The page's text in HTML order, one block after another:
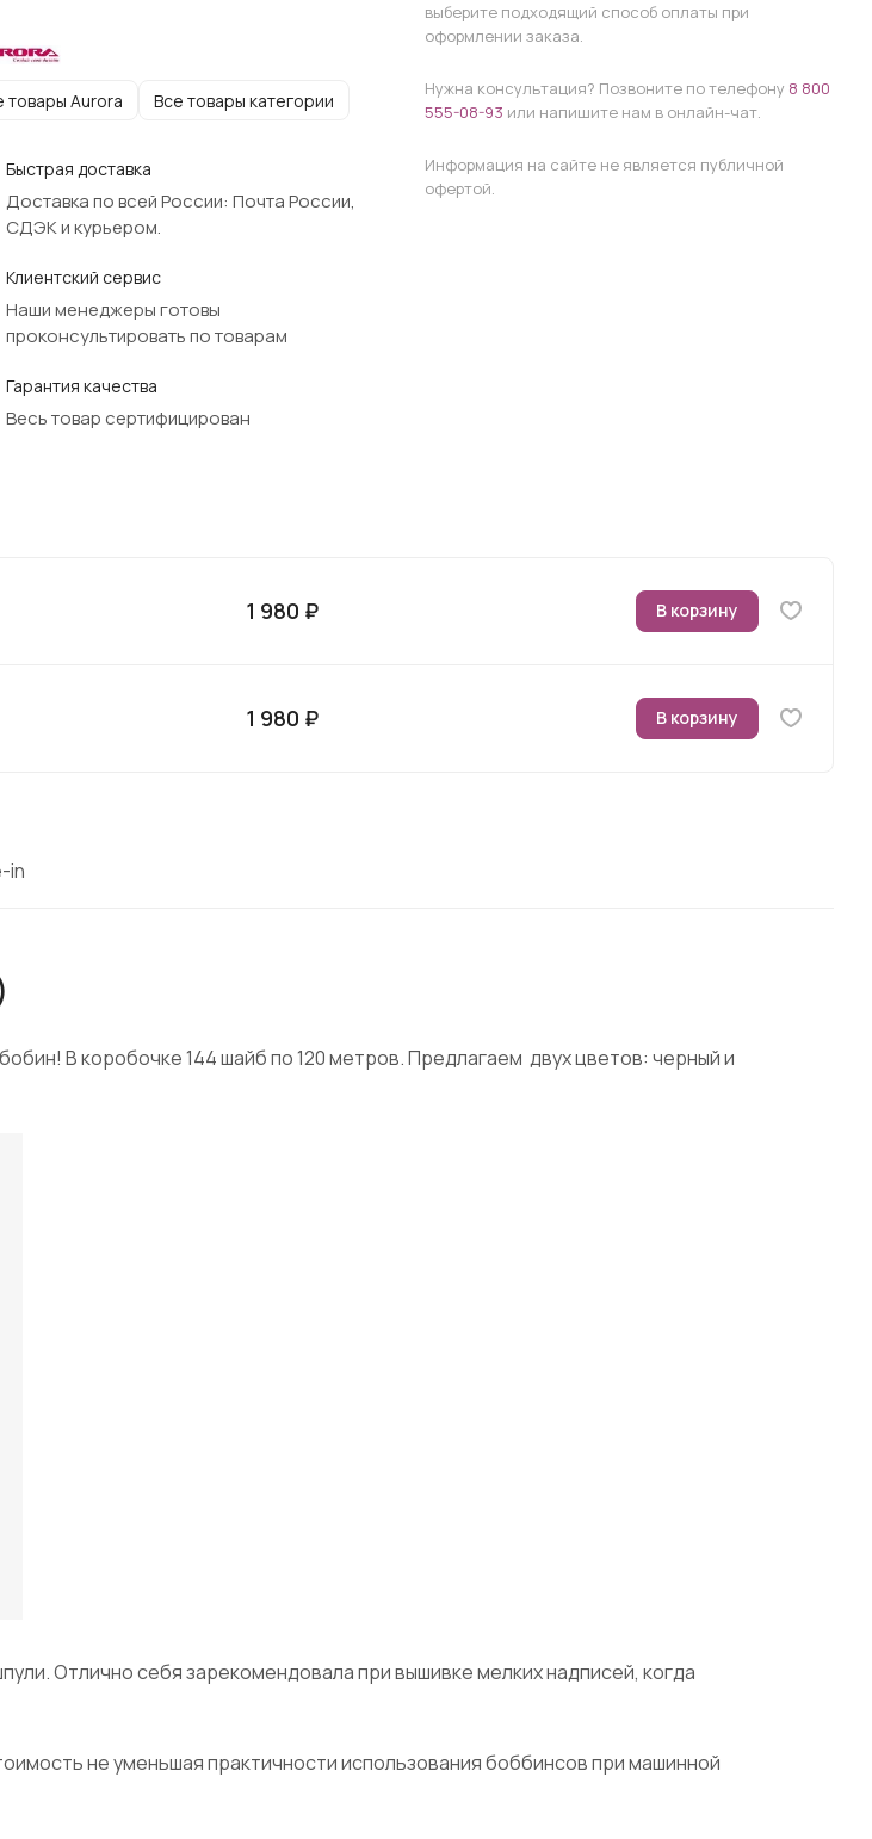
товары Aurora Все товары категории
Быстрая доставка
Доставка по всей России: Почта России,
СДЭК и курьером.
Клиентский сервис
Наши менеджеры готовы
проконсультировать по товарам
Гарантия качества
Весь товар сертифицирован
выберите подходящий способ оплаты при
оформлении заказа.
Нужна консультация? Позвоните по телефону 8 800
555-08-93 или напишите нам в онлайн-чат.
Информация на сайте не является публичной
офертой.
1 980 ₽ В корзину
1 980 ₽ В корзину
in
В коробочке 144 шайб по 120 метров. Предлагаем двух цветов: черный и
Отлично себя зарекомендовала при вышивке мелких надписей, когда
не уменьшая практичности использования боббинсов при машинной